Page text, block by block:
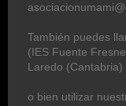
También puedes
(IES Fuente
Laredo (Cantabria)
o bien utilizar